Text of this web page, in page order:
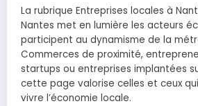
La rubrique Entreprises locales à
Nantes met en lumière les acteurs
participent au dynamisme de la
Commerces de proximité,
startups ou entreprises implantées
cette page valorise celles et ceux
vivre l’économie locale.